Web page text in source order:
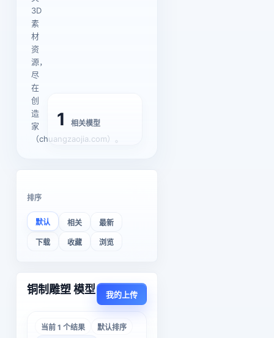
3D
素
材
资
源，
尽
在
创
造
家
（chuangzaojia.com）。
1 相关模型
排序
默认 相关 最新
下载 收藏 浏览
铜制雕塑 模型 我的上传
当前 1 个结果
默认排序